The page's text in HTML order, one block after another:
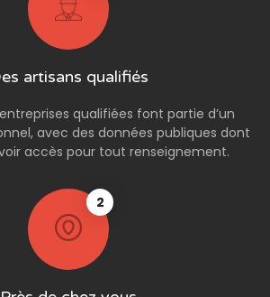
artisans qualifiés
qualifiées font partie d’un
avec des données publiques dont
accès pour tout renseignement.
2